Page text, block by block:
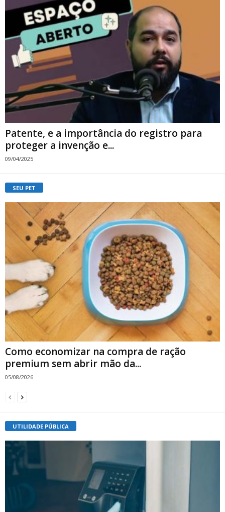
Patente, e a importância do registro para
proteger a invenção e...
09/04/2025
SEU PET
Como economizar na compra de ração
premium sem abrir mão da...
05/08/2026
UTILIDADE PÚBLICA